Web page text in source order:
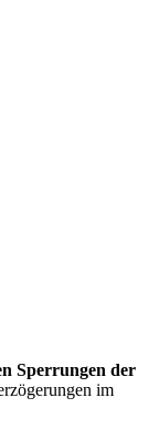
Sperrungen der
im